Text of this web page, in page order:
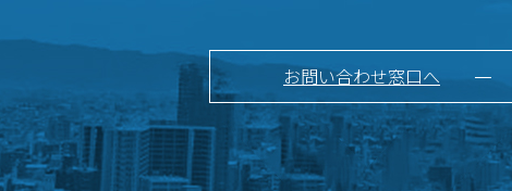
お問い合わせ窓口へ